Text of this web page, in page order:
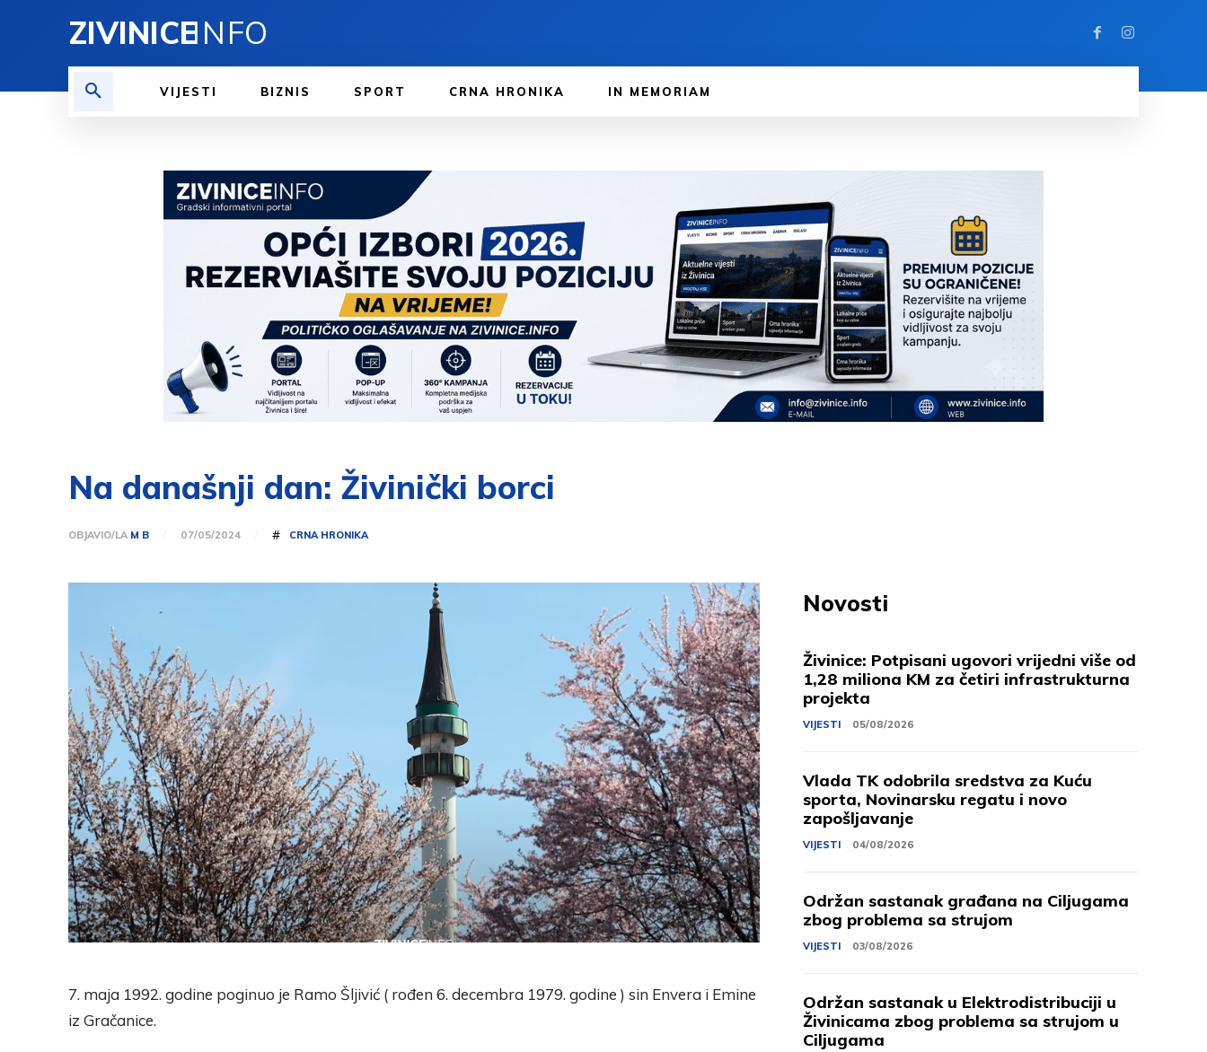
ZIVINICEINFO
VIJESTI BIZNIS SPORT CRNA HRONIKA IN MEMORIAM
Na današnji dan: Živinički borci
OBJAVIO/LA M B 07/05/2024 # CRNA HRONIKA
7. maja 1992. godine poginuo je Ramo Šljivić ( rođen 6. decembra 1979. godine ) sin Envera i Emine
iz Gračanice.
Novosti
Živinice: Potpisani ugovori vrijedni više od
1,28 miliona KM za četiri infrastrukturna
projekta
VIJESTI 05/08/2026
Vlada TK odobrila sredstva za Kuću
sporta, Novinarsku regatu i novo
zapošljavanje
VIJESTI 04/08/2026
Održan sastanak građana na Ciljugama
zbog problema sa strujom
VIJESTI 03/08/2026
Održan sastanak u Elektrodistribuciji u
Živinicama zbog problema sa strujom u
Ciljugama